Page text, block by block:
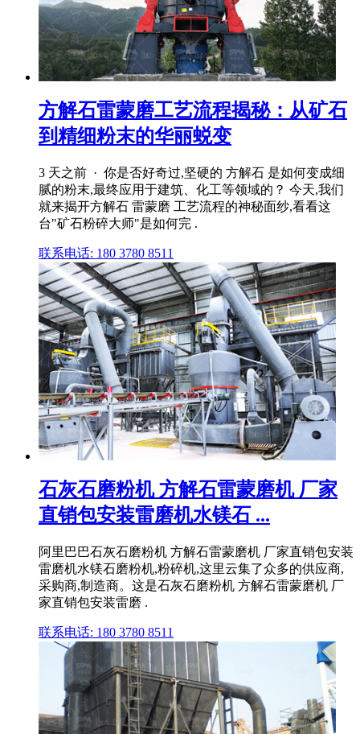
方解石雷蒙磨工艺流程揭秘：从矿石
到精细粉末的华丽蜕变
3 天之前 · 你是否好奇过,坚硬的 方解石 是如何变成细
腻的粉末,最终应用于建筑、化工等领域的？ 今天,我们
就来揭开方解石 雷蒙磨 工艺流程的神秘面纱,看看这
台"矿石粉碎大师"是如何完 .
联系电话: 180 3780 8511
石灰石磨粉机 方解石雷蒙磨机 厂家
直销包安装雷磨机水镁石 ...
阿里巴巴石灰石磨粉机 方解石雷蒙磨机 厂家直销包安装
雷磨机水镁石磨粉机,粉碎机,这里云集了众多的供应商,
采购商,制造商。这是石灰石磨粉机 方解石雷蒙磨机 厂
家直销包安装雷磨 .
联系电话: 180 3780 8511